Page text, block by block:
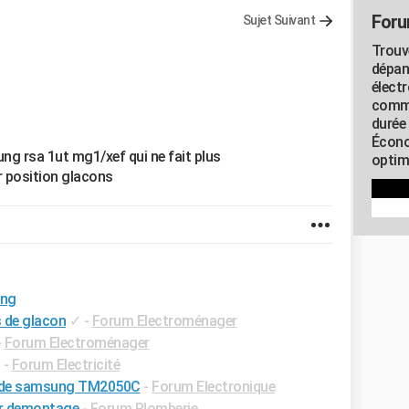
Sujet Suivant
rsa 1ut mg1/xef qui ne fait plus
position glacons
glacon ✓ - Forum Electroménager
Forum Electroménager
- Forum Electricité
samsung TM2050C - Forum Electronique